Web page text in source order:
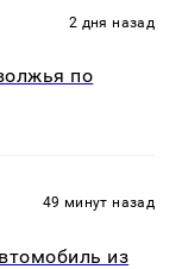
2 дня назад
по
49 минут назад
из